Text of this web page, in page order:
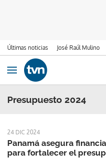
Últimas noticias José Raúl Mulino
Ir al contenido
Obrir navegació
Presupuesto 2024
24 DIC 2024
Panamá asegura
para fortalecer el